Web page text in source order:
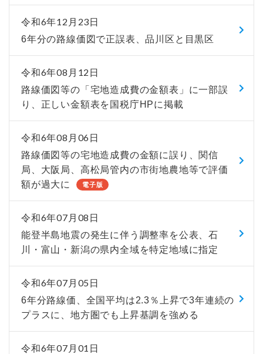
令和6年12月23日
6年分の路線価図で正誤表、品川区と目黒区
令和6年08月12日
路線価図等の「宅地造成費の金額表」に一部誤
り、正しい金額表を国税庁HPに掲載
令和6年08月06日
路線価図等の宅地造成費の金額に誤り、関信
局、大阪局、高松局管内の市街地農地等で評価
額が過大に
電子版
令和6年07月08日
能登半島地震の発生に伴う調整率を公表、石
川・富山・新潟の県内全域を特定地域に指定
令和6年07月05日
6年分路線価、全国平均は2.3％上昇で3年連続の
プラスに、地方圏でも上昇基調を強める
令和6年07月01日